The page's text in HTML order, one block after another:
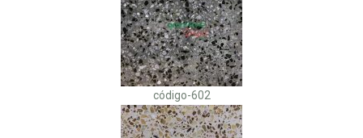
código-602